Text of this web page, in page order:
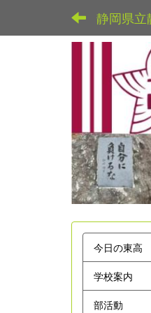
静岡県立
今日の東高
学校案内
部活動